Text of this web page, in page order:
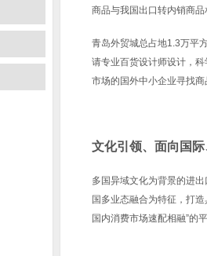
商品与我国出口转内销商
青岛外贸城总占地1.3万平
请专业百货设计师设计，
市场的国外中小企业寻找
文化引领、面向国
多国异域文化为背景的进
国多业态融合为特征，打
国内消费市场速配相融”的